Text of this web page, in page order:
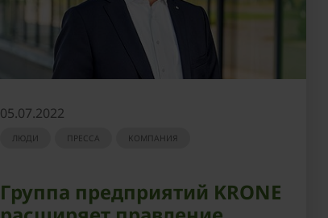
05.07.2022
ЛЮДИ ПРЕССА КОМПАНИЯ
Группа предприятий KRONE